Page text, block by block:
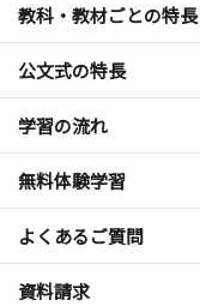
教科・教材ごとの特長
公文式の特長
学習の流れ
無料体験学習
よくあるご質問
資料請求